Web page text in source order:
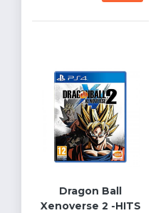
Dragon Ball
Xenoverse 2 -HITS